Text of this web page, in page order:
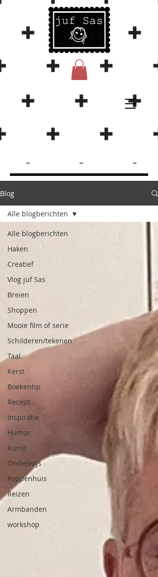
Blog
Alle blogberichten
Haken
Creatief
Vlog juf Sas
Breien
Shoppen
Mooie film of serie
Schilderen/tekenen
Taal
Kerst
Boekentip
Recept
Inspiratie
Humor
Kunst
Onderwijs
Poppenhuis
Reizen
Armbanden
workshop
Alle blogberichten